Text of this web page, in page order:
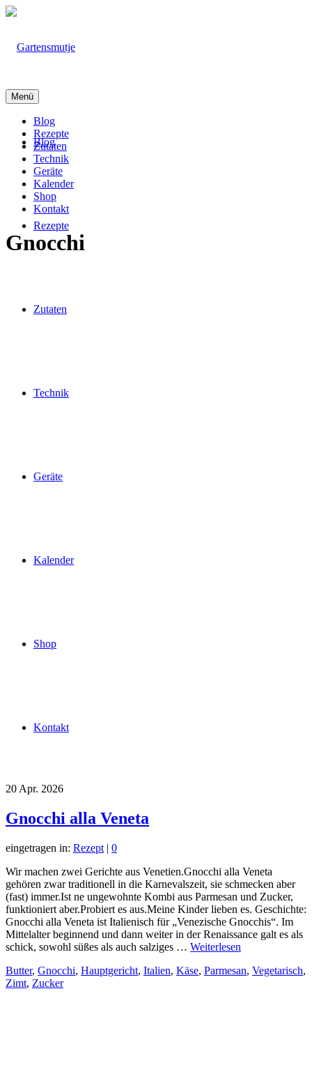
Blog
Rezepte
Zutaten
Technik
Geräte
Kalender
Shop
Kontakt
Menü
Blog
Rezepte
Zutaten
Technik
Geräte
Kalender
Shop
Kontakt
Gnocchi
20 Apr. 2026
Gnocchi alla Veneta
eingetragen in: Rezept | 0
Wir machen zwei Gerichte aus Venetien.Gnocchi alla Veneta
gehören zwar traditionell in die Karnevalszeit, sie schmecken aber
(fast) immer.Ist ne ungewohnte Kombi aus Parmesan und Zucker,
funktioniert aber.Probiert es aus.Meine Kinder lieben es. Geschichte:
Gnocchi alla Veneta ist Italienisch für „Venezische Gnocchis“. Im
Mittelalter beginnend und dann weiter in der Renaissance galt es als
schick, sowohl süßes als auch salziges … Weiterlesen
Butter, Gnocchi, Hauptgericht, Italien, Käse, Parmesan, Vegetarisch,
Zimt, Zucker